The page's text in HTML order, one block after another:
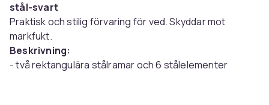
stål-svart
Praktisk och stilig förvaring för ved. Skyddar mot
markfukt.
Beskrivning:
- två rektangulära stålramar och 6 stålelementer